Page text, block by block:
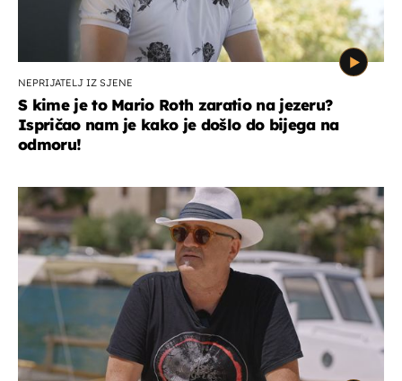
NEPRIJATELJ IZ SJENE
S kime je to Mario Roth zaratio na jezeru?
Ispričao nam je kako je došlo do bijega na
odmoru!